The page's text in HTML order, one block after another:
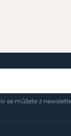
se můžete z